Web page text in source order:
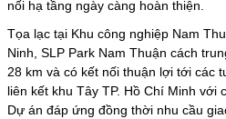
nối hạ tầng ngày càng hoàn thiện.
Tọa lạc tại Khu công nghiệp Nam
Ninh, SLP Park Nam Thuận cách
28 km và có kết nối thuận lợi tới các
liên kết khu Tây TP. Hồ Chí Minh với
Dự án đáp ứng đồng thời nhu cầu